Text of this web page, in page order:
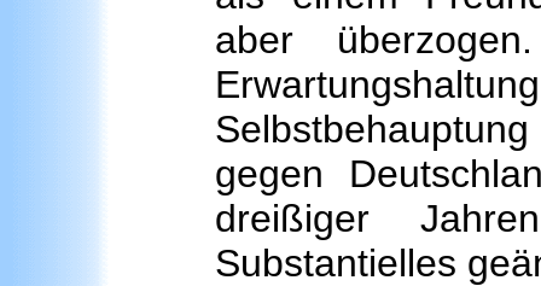
aber
gegen
dreißiger
Substantielles